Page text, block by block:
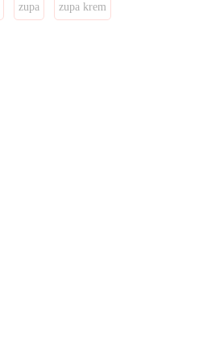
zupa zupa krem